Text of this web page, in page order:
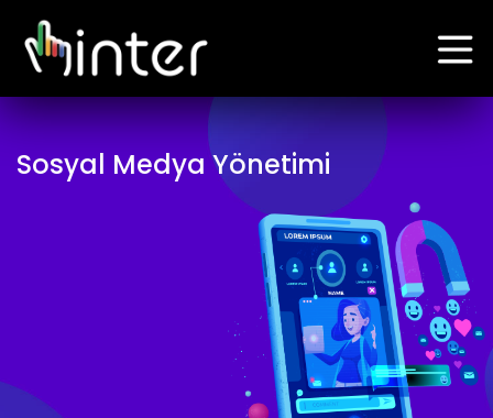
Sosyal Medya Yönetimi